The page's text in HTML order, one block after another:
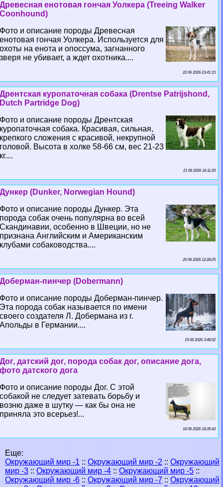
Древесная енотовая гончая Уолкера (Treeing Walker
Coonhound)
Фото и описание породы Древесная
енотовая гончая Уолкера. Используется для
охоты на енота и опоссума, загнанного
зверя не убивает, а ждет охотника....
22 06 2026 23:41:15
Дрентская куропаточная собака (Drentse Patrijshond,
Dutch Partridge Dog)
Фото и описание породы Дрентская
куропаточная собака. Красивая, сильная,
крепкого сложения с красивой, некрупной
головой. Высота в холке 58-66 см, вес 21-23
кг....
21 06 2026 16:11:20
Дункер (Dunker, Norwegian Hound)
Фото и описание породы Дункер. Эта
порода собак очень популярна во всей
Скандинавии, особенно в Швеции, но не
признана Английским и Американским
клубами собаководства....
20 06 2026 12:28:25
Доберман-пинчер (Dobermann)
Фото и описание породы Доберман-пинчер.
Эта порода собак называется по имени
своего создателя Л. Добермана из г.
Апольды в Германии....
19 06 2026 3:48:52
Дог, датский дог, порода собак дог, описание дога,
фото датского дога
Фото и описание породы Дог. С этой
собакой не следует затевать борьбу и
возню даже в шутку — как бы она не
приняла это всерьез!...
18 06 2026 18:35:43
Еще:
Окружающий мир -1 :: Окружающий мир -2 :: Окружающий
мир -3 :: Окружающий мир -4 :: Окружающий мир -5 ::
Окружающий мир -6 :: Окружающий мир -7 :: Окружающий